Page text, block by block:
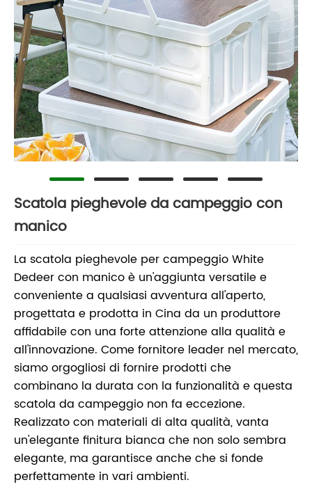
Scatola pieghevole da campeggio con
manico
La scatola pieghevole per campeggio White
Dedeer con manico è un'aggiunta versatile e
conveniente a qualsiasi avventura all'aperto,
progettata e prodotta in Cina da un produttore
affidabile con una forte attenzione alla qualità e
all'innovazione. Come fornitore leader nel mercato,
siamo orgogliosi di fornire prodotti che
combinano la durata con la funzionalità e questa
scatola da campeggio non fa eccezione.
Realizzato con materiali di alta qualità, vanta
un'elegante finitura bianca che non solo sembra
elegante, ma garantisce anche che si fonde
perfettamente in vari ambienti.